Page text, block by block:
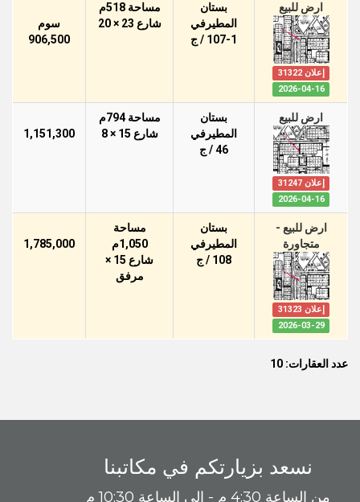
ارض للبيع
إعلان 31322
2026-04-16
بستان
المطيرفي
107-1 / ج
مساحة 518م
شارع 23 × 20
سوم
906,500
ارض للبيع
إعلان 31247
2026-04-16
بستان
المطيرفي
46 / ج
مساحة 794م
شارع 15 × 8
1,151,300
ارض للبيع -
متجاورة
إعلان 31323
2026-03-29
بستان
المطيرفي
108 / ج
مساحة
1,050م
شارع 15 ×
مرفق
1,785,000
عدد العقارات: 10
نسعد بزيارتكم في مكاتبنا
من الساعة 4:30 م - إلى الساعة 10:30 م